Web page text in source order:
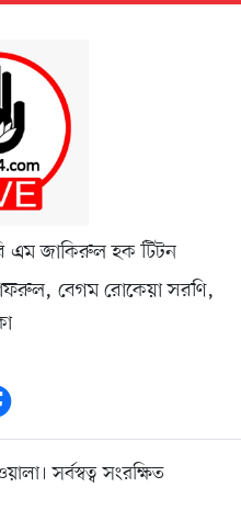
এম জাকিরুল হক টিটন
বেগম রোকেয়া সরণি,
সর্বস্বত্ব সংরক্ষিত